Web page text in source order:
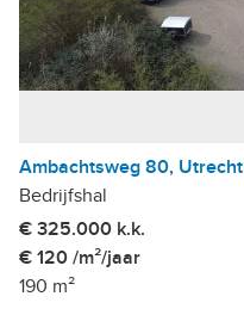
Ambachtsweg 80, Utrecht
Bedrijfshal
€ 325.000 k.k.
€ 120 /m²/jaar
190 m²